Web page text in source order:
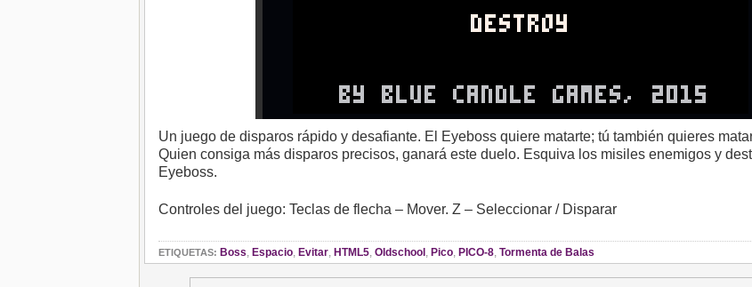
Un juego de disparos rápido y desafiante. El Eyeboss quiere matarte; tú también quieres
Quien consiga más disparos precisos, ganará este duelo. Esquiva los misiles enemigos y
Eyeboss.
Controles del juego: Teclas de flecha – Mover. Z – Seleccionar / Disparar
ETIQUETAS: Boss, Espacio, Evitar, HTML5, Oldschool , Pico, PICO-8, Tormenta de Balas